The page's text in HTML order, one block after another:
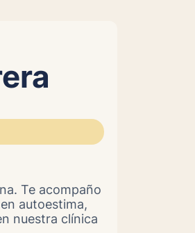
Te acompaño
autoestima,
nuestra clínica